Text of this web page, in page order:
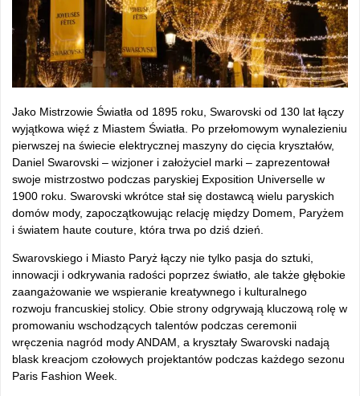
Jako Mistrzowie Światła od 1895 roku, Swarovski od 130 lat łączy
wyjątkowa więź z Miastem Światła. Po przełomowym wynalezieniu
pierwszej na świecie elektrycznej maszyny do cięcia kryształów,
Daniel Swarovski – wizjoner i założyciel marki – zaprezentował
swoje mistrzostwo podczas paryskiej Exposition Universelle w
1900 roku. Swarovski wkrótce stał się dostawcą wielu paryskich
domów mody, zapoczątkowując relację między Domem, Paryżem
i światem haute couture, która trwa po dziś dzień.
Swarovskiego i Miasto Paryż łączy nie tylko pasja do sztuki,
innowacji i odkrywania radości poprzez światło, ale także głębokie
zaangażowanie we wspieranie kreatywnego i kulturalnego
rozwoju francuskiej stolicy. Obie strony odgrywają kluczową rolę w
promowaniu wschodzących talentów podczas ceremonii
wręczenia nagród mody ANDAM, a kryształy Swarovski nadają
blask kreacjom czołowych projektantów podczas każdego sezonu
Paris Fashion Week.